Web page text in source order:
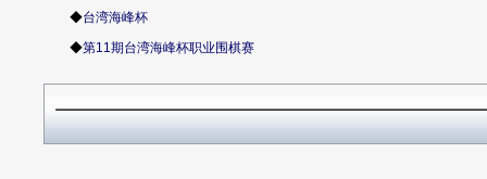
◆台湾海峰杯
◆第11期台湾海峰杯职业围棋赛